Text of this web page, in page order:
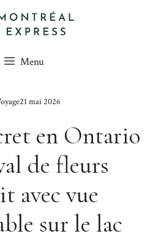
Menu
21 mai 2026
en Ontario
de fleurs
avec vue
sur le lac